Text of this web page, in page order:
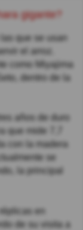
gigante?
que se usan
el arroz.
como Miyajima
dentro de la
años de duro
que mide 7,7
con la madera
se
la principal
en
de su visita a